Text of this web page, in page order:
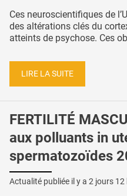
Ces neuroscientifiques de
des altérations clés du
atteints de psychose. Ces
LIRE LA SUITE
FERTILITÉ
aux polluants in
spermatozoïdes
Actualité publiée il y a 2 jours 12